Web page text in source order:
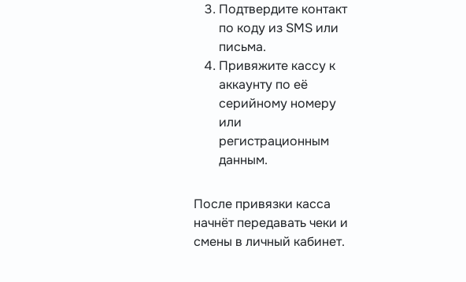
Подтвердите контакт
по коду из SMS или
письма.
Привяжите кассу к
аккаунту по её
серийному номеру
или
регистрационным
данным.
После привязки касса
начнёт передавать чеки и
смены в личный кабинет.